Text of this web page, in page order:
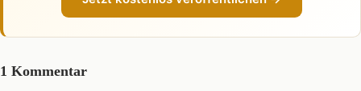
1 Kommentar